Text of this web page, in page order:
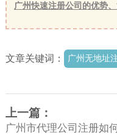
广州快速注册公司的优势
文章关键词： 广州无地址
上一篇：
广州市代理公司注册如